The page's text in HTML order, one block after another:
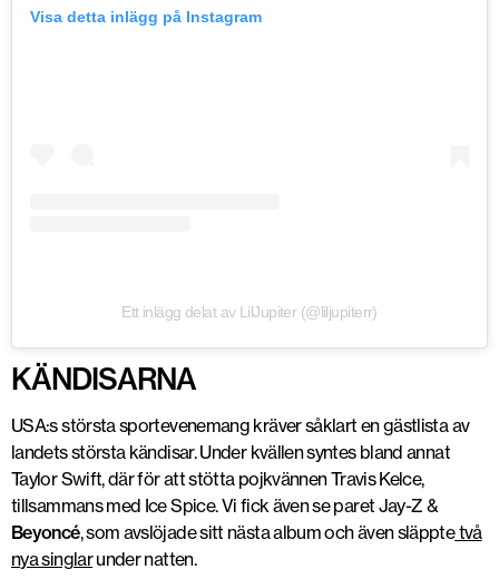
Visa detta inlägg på Instagram
Ett inlägg delat av LilJupiter (@liljupiterr)
KÄNDISARNA
USA:s största sportevenemang kräver såklart en gästlista av
landets största kändisar. Under kvällen syntes bland annat
Taylor Swift, där för att stötta pojkvännen Travis Kelce,
tillsammans med Ice Spice. Vi fick även se paret Jay-Z &
Beyoncé, som avslöjade sitt nästa album och även släpptetvå
nya singlarunder natten.